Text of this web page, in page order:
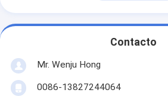
Contacto
Mr. Wenju Hong
0086-13827244064